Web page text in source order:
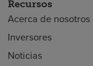
Recursos
Acerca de nosotros
Inversores
Noticias